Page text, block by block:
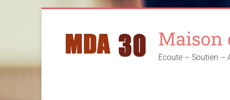
content
Maison
Ecoute – Soutien –